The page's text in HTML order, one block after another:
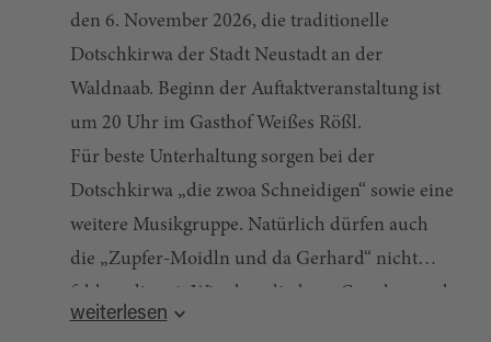
den 6. November 2026, die traditionelle
Dotschkirwa der Stadt Neustadt an der
Waldnaab. Beginn der Auftaktveranstaltung ist
um 20 Uhr im Gasthof Weißes Rößl.
Für beste Unterhaltung sorgen bei der
Dotschkirwa „die zwoa Schneidigen“ sowie eine
weitere Musikgruppe. Natürlich dürfen auch
die „Zupfer-Moidln und da Gerhard“ nicht
fehlen, die mit Wirtshausliedern, Couplets und
humorvollen, hintersinnigen Witzen das
Quelle:destination.one
weiterlesen